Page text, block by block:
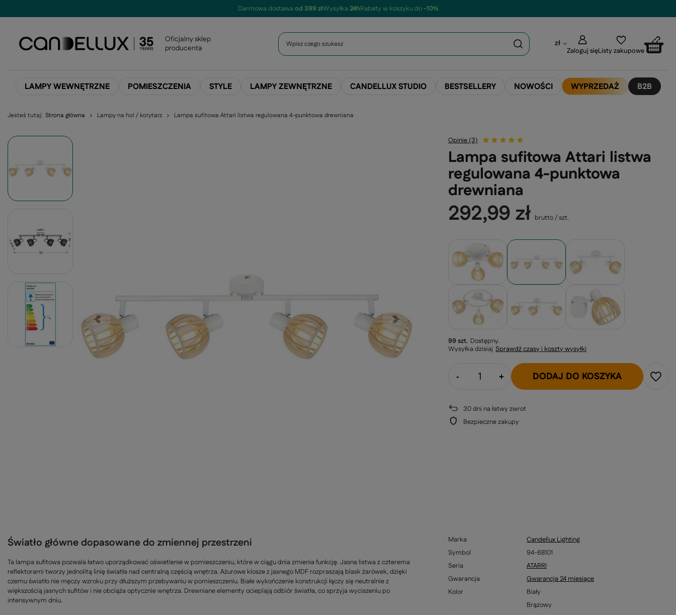
Darmowa dostawa od 399 złWysyłka 24hRabaty w koszyku do-10%
Oficjalny sklep
producenta
zł
Zaloguj sięListy zakupowe
LAMPY WEWNĘTRZNE POMIESZCZENIA STYLE LAMPY ZEWNĘTRZNE CANDELLUX STUDIO BESTSELLERY NOWOŚCI WYPRZEDAŻ B2B
Jesteś tutaj: Strona główna Lampy na hol / korytarz Lampa sufitowa Attari listwa regulowana 4-punktowa drewniana
Opinie (3)
Lampa sufitowa Attari listwa
regulowana 4-punktowa
drewniana
99 szt. Dostępny
Wysyłkadzisiaj Sprawdź czasy i koszty wysyłki
292,99 zł brutto/szt.
- + DODAJ DO KOSZYKA
30dni na łatwy zwrot
Bezpieczne zakupy
Światło główne dopasowane do zmiennej przestrzeni
Ta lampa sufitowa pozwala łatwo uporządkować oświetlenie w pomieszczeniu, które w ciągu dnia zmienia funkcję. Jasna listwa z czterema
reflektorami tworzy jednolitą linię światła nad centralną częścią wnętrza. Ażurowe klosze z jasnego MDF rozpraszają blask żarówek, dzięki
czemu światło nie męczy wzroku przy dłuższym przebywaniu w pomieszczeniu. Białe wykończenie konstrukcji łączy się neutralnie z
większością jasnych sufitów i nie obciąża optycznie wnętrza. Drewniane elementy ocieplają odbiór światła, co sprzyja wyciszeniu po
intensywnym dniu.
Marka
Candellux Lighting
Symbol
94-68101
Seria
ATARRI
Gwarancja
Gwarancja 24 miesiące
Kolor
Biały
Brązowy